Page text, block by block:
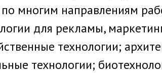
многим направлениям
для рекламы,
технологии;
технологии;